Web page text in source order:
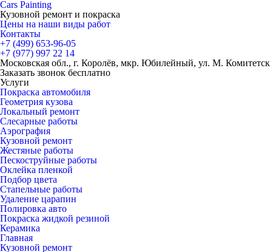
Cars Painting
Кузовной ремонт и покраска
Цены на наши виды работ
Контакты
+7 (499) 653-96-05
+7 (977) 997 22 14
Московская обл., г. Королёв, мкр. Юбилейный, ул. М.
Заказать звонок бесплатно
Услуги
Покраска автомобиля
Геометрия кузова
Локальный ремонт
Слесарные работы
Аэрография
Кузовной ремонт
Жестяные работы
Пескоструйные работы
Оклейка пленкой
Подбор цвета
Стапельные работы
Удаление царапин
Полировка авто
Покраска жидкой резиной
Керамика
Главная
Кузовной ремонт